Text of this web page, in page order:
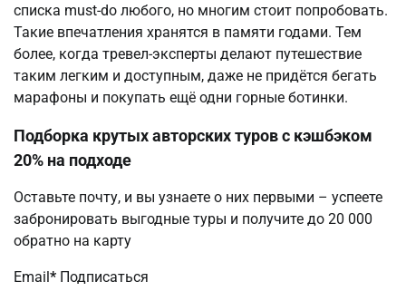
списка must-do любого, но многим стоит попробовать.
Такие впечатления хранятся в памяти годами. Тем
более, когда тревел-эксперты делают путешествие
таким легким и доступным, даже не придётся бегать
марафоны и покупать ещё одни горные ботинки.
Подборка крутых авторских туров с кэшбэком
20% на подходе
Оставьте почту, и вы узнаете о них первыми – успеете
забронировать выгодные туры и получите до 20 000
обратно на карту
Email* Подписаться